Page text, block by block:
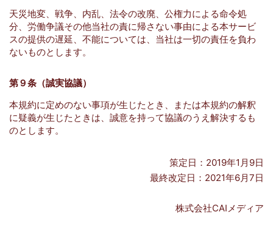
天災地変、戦争、内乱、法令の改廃、公権力による命令処
分、労働争議その他当社の責に帰さない事由による本サービ
スの提供の遅延、不能については、当社は一切の責任を負わ
ないものとします。
第９条（誠実協議）
本規約に定めのない事項が生じたとき、または本規約の解釈
に疑義が生じたときは、誠意を持って協議のうえ解決するも
のとします。
策定日：2019年1月9日
最終改定日：2021年6月7日
株式会社CAIメディア